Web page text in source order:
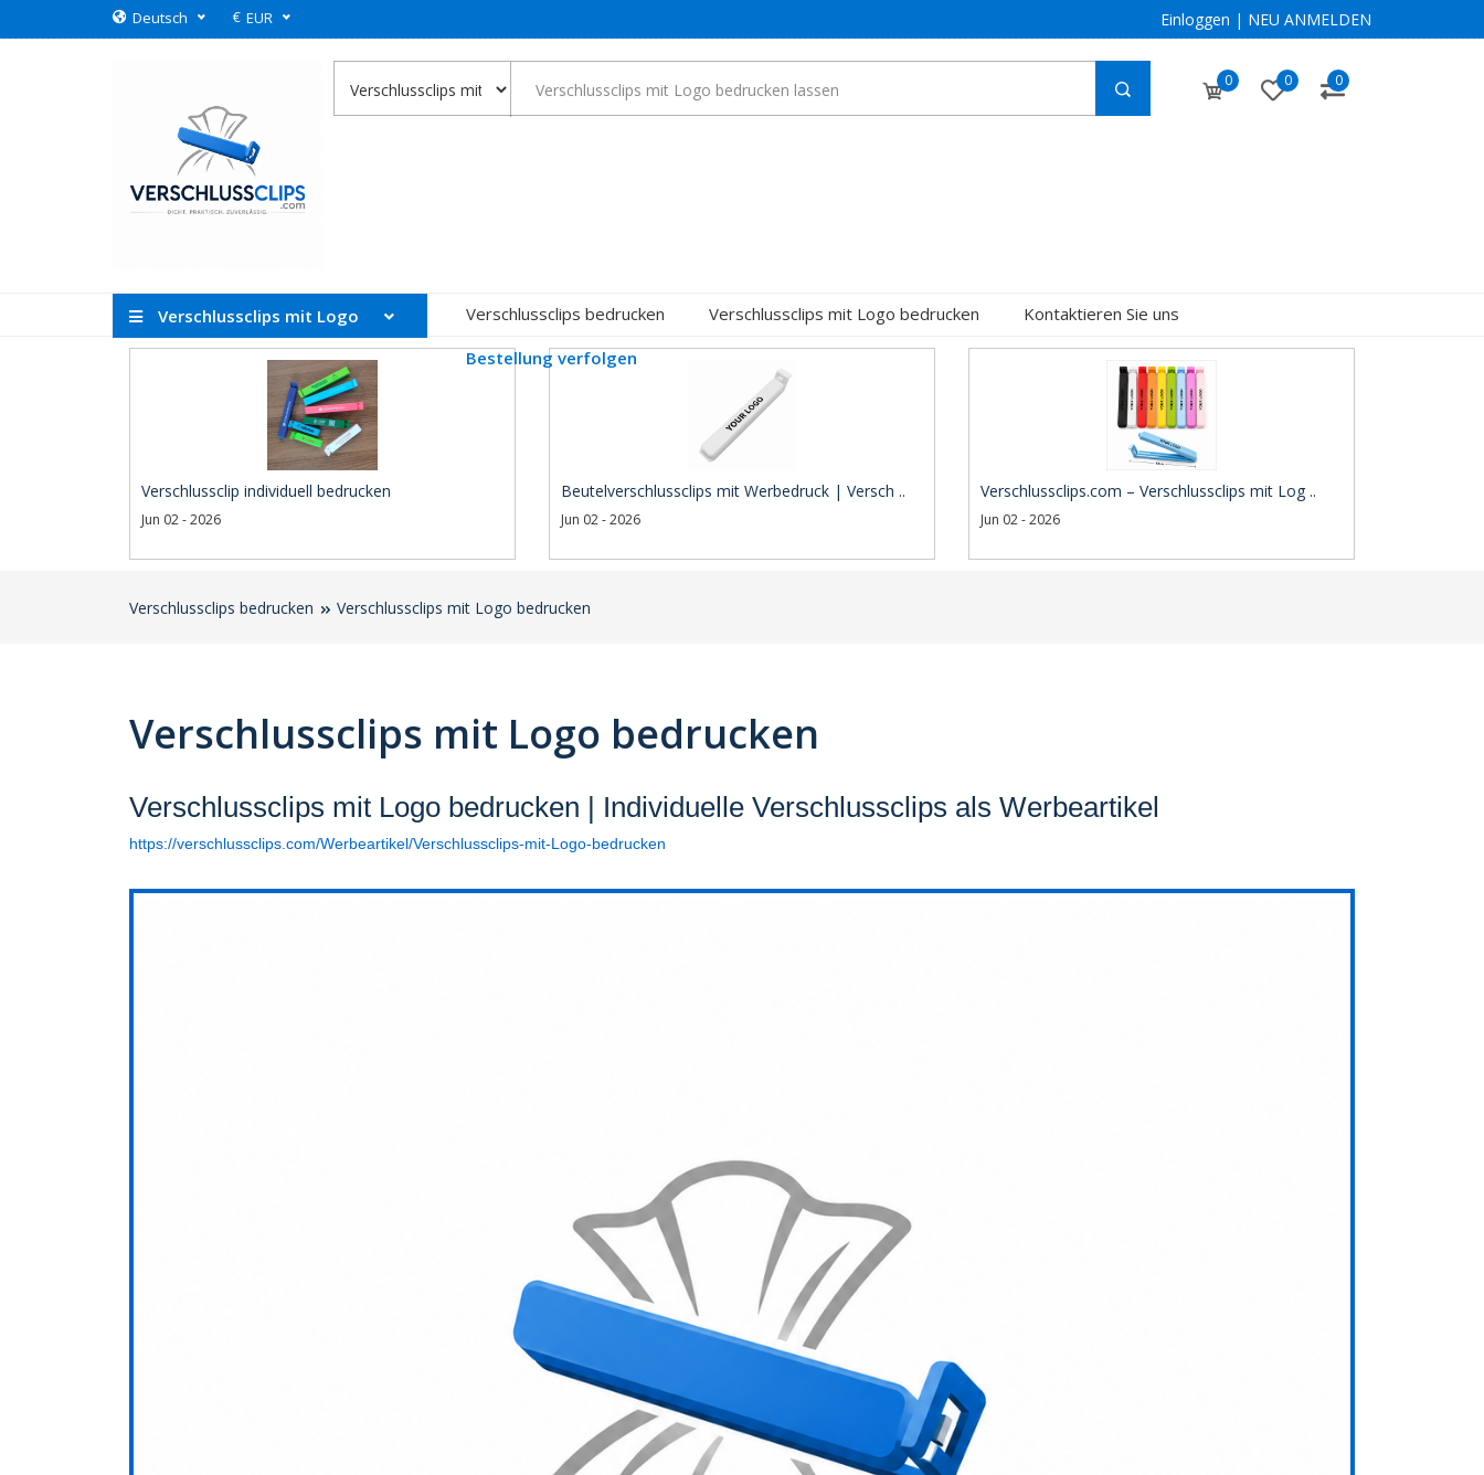
Deutsch € EUR Einloggen | NEU ANMELDEN
0 0 0
Verschlussclips mit Logo Verschlussclips bedrucken Verschlussclips mit Logo bedrucken
Kontaktieren Sie uns
Bestellung verfolgen
Verschlussclip individuell bedrucken
Jun 02 - 2026
Beutelverschlussclips mit Werbedruck | Versch ..
Jun 02 - 2026
Verschlussclips.com – Verschlussclips mit Log ..
Jun 02 - 2026
Verschlussclips bedrucken Verschlussclips mit Logo bedrucken
Verschlussclips mit Logo bedrucken
Verschlussclips mit Logo bedrucken | Individuelle Verschlussclips als Werbeartikel
https://verschlussclips.com/Werbeartikel/Verschlussclips-mit-Logo-bedrucken